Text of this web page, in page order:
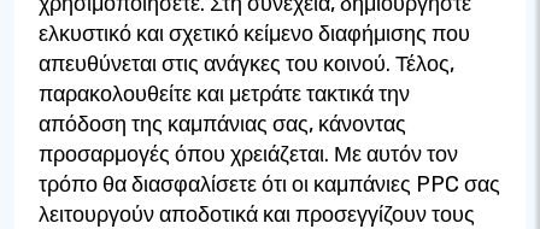
ελκυστικό και σχετικό κείμενο διαφήμισης που
απευθύνεται στις ανάγκες του κοινού. Τέλος,
παρακολουθείτε και μετράτε τακτικά την
απόδοση της καμπάνιας σας, κάνοντας
προσαρμογές όπου χρειάζεται. Με αυτόν τον
τρόπο θα διασφαλίσετε ότι οι καμπάνιες PPC σας
λειτουργούν αποδοτικά και προσεγγίζουν τους